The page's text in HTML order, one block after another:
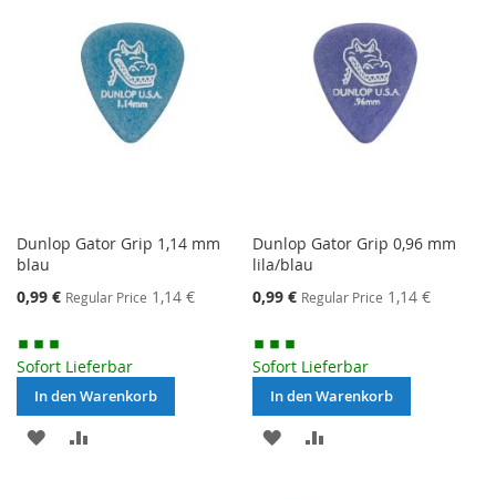
Dunlop Gator Grip 1,14 mm
blau
Special
0,99 € Regular Price 1,14 €
Sofort Lieferbar
In den Warenkorb
MERKEN
Dunlop Gator Grip 0,96 mm
lila/blau
Special
0,99 € Regular Price 1,14 €
Sofort Lieferbar
In den Warenkorb
MERKEN